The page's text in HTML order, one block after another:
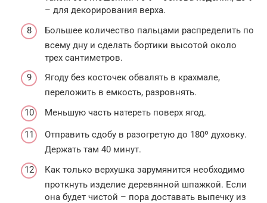
– для декорирования верха.
Большее количество пальцами распределить по
всему дну и сделать бортики высотой около
трех сантиметров.
Ягоду без косточек обвалять в крахмале,
переложить в емкость, разровнять.
Меньшую часть натереть поверх ягод.
Отправить сдобу в разогретую до 180º духовку.
Держать там 40 минут.
Как только верхушка зарумянится необходимо
проткнуть изделие деревянной шпажкой. Если
она будет чистой – пора доставать выпечку из